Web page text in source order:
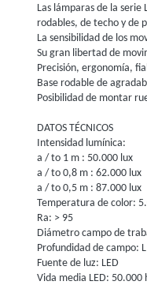
Las lámparas de la
rodables, de techo y de
La sensibilidad de los
Su gran libertad de
Precisión, ergonomía,
Base rodable de
Posibilidad de montar
DATOS TÉCNICOS
Intensidad lumínica:
a / to 1 m : 50.000 lux
a / to 0,8 m : 62.000 lux
a / to 0,5 m : 87.000 lux
Temperatura de color:
Ra: > 95
Diámetro campo de
Profundidad de campo:
Fuente de luz: LED
Vida media LED: 50.000